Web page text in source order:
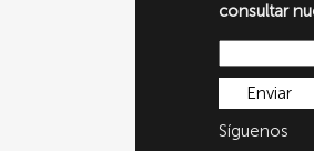
consultar
Síguenos